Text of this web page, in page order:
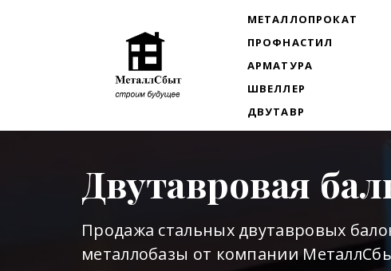
МЕТАЛЛОПРОКАТ
ПРОФНАСТИЛ
АРМАТУРА
ШВЕЛЛЕР
ДВУТАВР
Двутавровая
Продажа стальных двутавровых
металлобазы от компании